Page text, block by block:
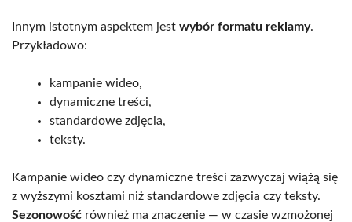
Innym istotnym aspektem jest wybór formatu reklamy.
Przykładowo:
kampanie wideo,
dynamiczne treści,
standardowe zdjęcia,
teksty.
Kampanie wideo czy dynamiczne treści zazwyczaj wiążą się
z wyższymi kosztami niż standardowe zdjęcia czy teksty.
Sezonowość również ma znaczenie — w czasie wzmożonej